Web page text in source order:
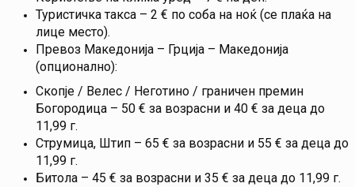
Туристичка такса – 2 € по соба на ноќ (се плаќа на
лице место).
Превоз Македонија – Грција – Македонија
(опционално):
Скопје / Велес / Неготино / граничен премин
Богородица – 50 € за возрасни и 40 € за деца до
11,99 г.
Струмица, Штип – 65 € за возрасни и 55 € за деца до
11,99 г.
Битола – 45 € за возрасни и 35 € за деца до 11,99 г.